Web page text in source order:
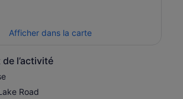
Afficher dans la carte
l’activité
Road